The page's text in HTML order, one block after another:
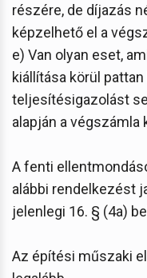
részére, de díjazás
képzelhető el a
e) Van olyan eset,
kiállítása körül
teljesítésigazolást
alapján a végszámla
A fenti
alábbi rendelkezést
jelenlegi 16. § (4a)
Az építési műszaki